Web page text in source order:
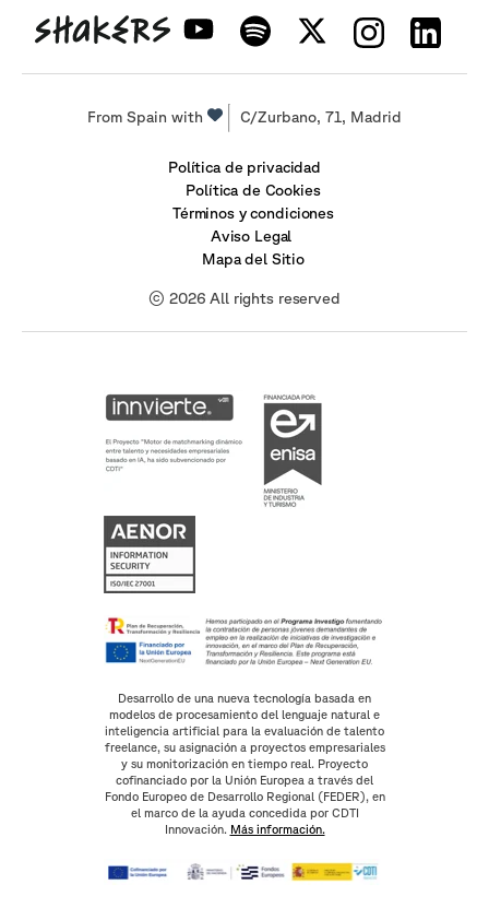
From Spain with C/Zurbano, 71, Madrid
Política de privacidad
Política de Cookies
Términos y condiciones
Aviso Legal
Mapa del Sitio
© 2026 All rights reserved
Desarrollo de una nueva tecnología basada en
modelos de procesamiento del lenguaje natural e
inteligencia artificial para la evaluación de talento
freelance, su asignación a proyectos empresariales
y su monitorización en tiempo real. Proyecto
cofinanciado por la Unión Europea a través del
Fondo Europeo de Desarrollo Regional (FEDER), en
el marco de la ayuda concedida por CDTI
Innovación. Más información.